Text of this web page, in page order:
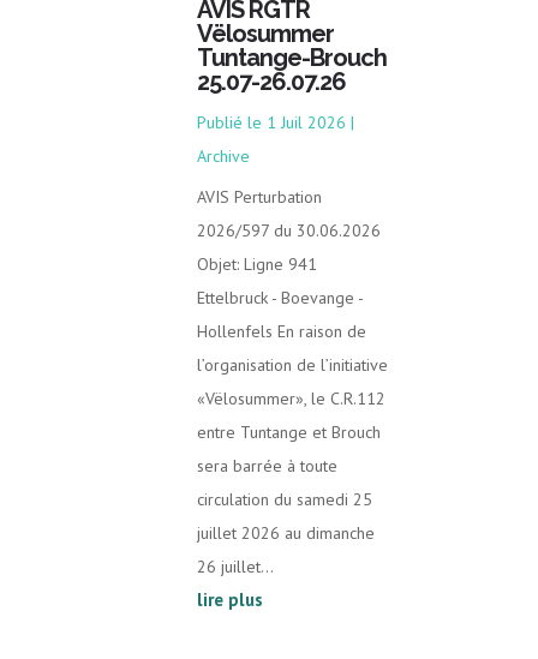
AVIS RGTR
Vëlosummer
Tuntange-Brouch
25.07-26.07.26
1 Juil 2026 |
Archive
AVIS Perturbation
2026/597 du 30.06.2026
Objet: Ligne 941
Ettelbruck - Boevange -
Hollenfels En raison de
l’organisation de l’initiative
«Vëlosummer», le C.R.112
entre Tuntange et Brouch
sera barrée à toute
circulation du samedi 25
juillet 2026 au dimanche
26 juillet...
lire plus